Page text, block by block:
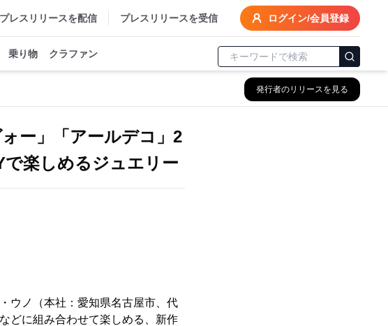
プレスリリースを配信 プレスリリースを受信 ログイン/会員登録
乗り物 クラファン
発行者のリリースを見る
ー」「アールデコ」2
楽しめるジュエリー
ウノ（本社：愛知県名古屋市、代
どに組み合わせて楽しめる、新作